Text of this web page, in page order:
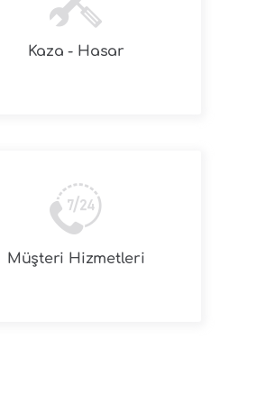
Kaza - Hasar
Müşteri Hizmetleri